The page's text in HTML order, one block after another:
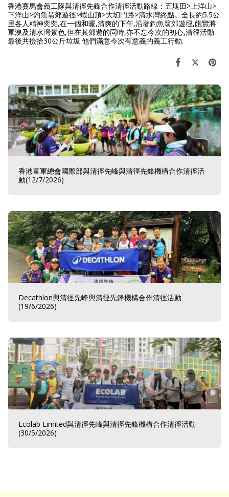
香港賽馬會義工隊與清徑先鋒合作清徑活動路線：五塊田>上洋山>
下洋山>釣魚翁郊遊徑>蝦山頂>大㘭門路>清水灣終點。全長約5.5公
里各人精神奕奕,在一個和暖,清爽的下午,沿著釣魚翁郊遊徑,飽覽將
軍澳及清水灣景色,但在其郊遊的同時,亦不忘今次的初心,清徑活動.
最後共撿拾30公斤垃圾.他們滿意今次有意義的義工行動.
香港童軍總會國際部與清徑先峰與清徑先鋒機構合作清徑活
動(12/7/2026)
Decathlon與清徑先峰與清徑先鋒機構合作清徑活動
(19/6/2026)
Ecolab Limited與清徑先峰與清徑先鋒機構合作清徑活動
(30/5/2026)